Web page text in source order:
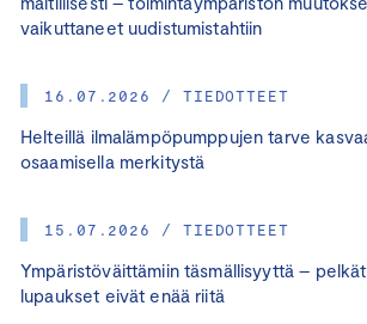
vaikuttaneet uudistumistahtiin
16.07.2026 / TIEDOTTEET
Helteillä ilmalämpöpumppujen tarve
osaamisella merkitystä
15.07.2026 / TIEDOTTEET
Ympäristöväittämiin täsmällisyyttä –
lupaukset eivät enää riitä